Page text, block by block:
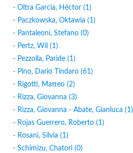
- Oltra Garcìa, Héctor (1)
- Paczkowska, Oktawia (1)
- Pantaleoni, Stefano (0)
- Pertz, Wil (1)
- Pezzolla, Paride (1)
- Pino, Dario Tindaro (61)
- Rigotti, Matteo (2)
- Rizza, Giovanna (3)
- Rizza, Giovanna - Abate, Gianluca (1)
- Rojas Guerrero, Roberto (1)
- Rosani, Silvia (1)
- Schimizu, Chatori (0)